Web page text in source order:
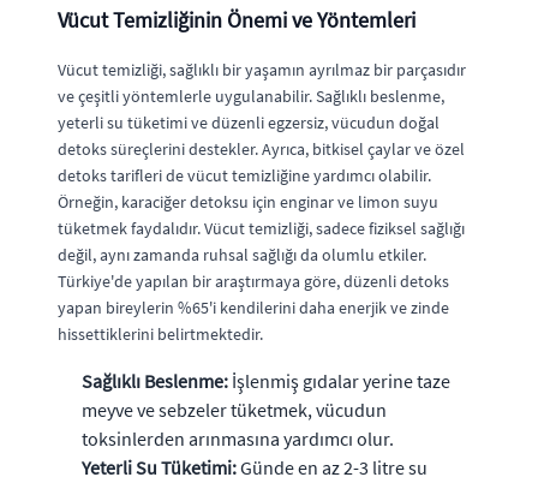
Vücut Temizliğinin Önemi ve Yöntemleri
Vücut temizliği, sağlıklı bir yaşamın ayrılmaz bir parçasıdır
ve çeşitli yöntemlerle uygulanabilir. Sağlıklı beslenme,
yeterli su tüketimi ve düzenli egzersiz, vücudun doğal
detoks süreçlerini destekler. Ayrıca, bitkisel çaylar ve özel
detoks tarifleri de vücut temizliğine yardımcı olabilir.
Örneğin, karaciğer detoksu için enginar ve limon suyu
tüketmek faydalıdır. Vücut temizliği, sadece fiziksel sağlığı
değil, aynı zamanda ruhsal sağlığı da olumlu etkiler.
Türkiye'de yapılan bir araştırmaya göre, düzenli detoks
yapan bireylerin %65'i kendilerini daha enerjik ve zinde
hissettiklerini belirtmektedir.
Sağlıklı Beslenme: İşlenmiş gıdalar yerine taze
meyve ve sebzeler tüketmek, vücudun
toksinlerden arınmasına yardımcı olur.
Yeterli Su Tüketimi:Günde en az 2-3 litre su